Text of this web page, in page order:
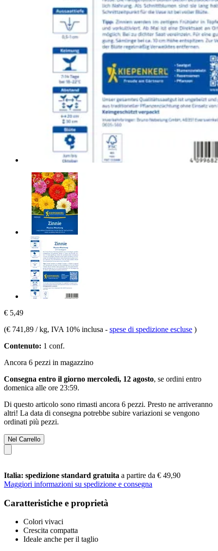
€ 5,49
(€ 741,89 / kg, IVA 10% inclusa - spese di spedizione escluse )
Contenuto: 1 conf.
Ancora 6 pezzi in magazzino
Consegna entro il giorno mercoledì, 12 agosto, se ordini entro
domenica alle ore 23:59.
Di questo articolo sono rimasti ancora 6 pezzi. Presto ne arriveranno
altri! La data di consegna potrebbe subire variazioni se vengono
ordinati più pezzi.
Nel Carrello
Italia: spedizione standard gratuita a partire da € 49,90
Maggiori informazioni su spedizione e consegna
Caratteristiche e proprietà
Colori vivaci
Crescita compatta
Ideale anche per il taglio